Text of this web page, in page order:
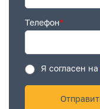
Телефон*
Я согласен на